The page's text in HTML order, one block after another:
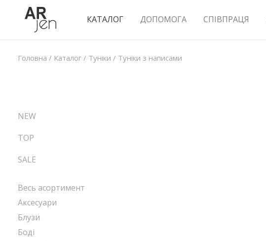
КАТАЛОГ ДОПОМОГА СПІВПРАЦЯ
Головна / Каталог / Туніки / Туніки з написами
NEW
TOP
SALE
Весь асортимент
Аксесуари
Блузи
Боді